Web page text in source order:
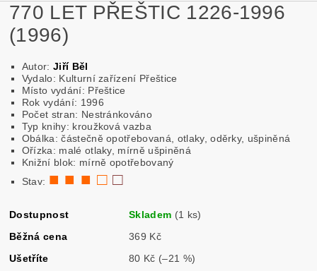
770 LET PŘEŠTIC 1226-1996
(1996)
Autor: Jiří Běl
Vydalo: Kulturní zařízení Přeštice
Místo vydání: Přeštice
Rok vydání: 1996
Počet stran: Nestránkováno
Typ knihy: kroužková vazba
Obálka: částečně opotřebovaná, otlaky, oděrky, ušpiněná
Ořízka: malé otlaky, mírně ušpiněná
Knižní blok: mírně opotřebovaný
Stav: ■ ■ ■ □ □
Dostupnost Skladem (1 ks)
Běžná cena
369 Kč
Ušetříte
80 Kč (–21 %)